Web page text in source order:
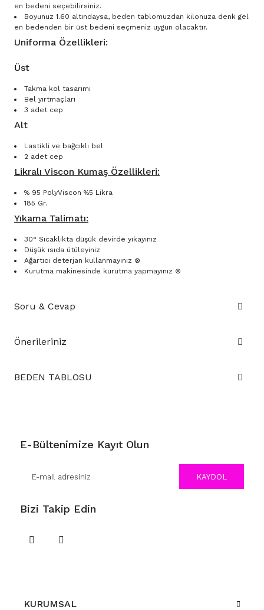
en bedeni seçebilirsiniz.
Boyunuz 1.60 altındaysa, beden tablomuzdan kilonuza denk gel
en bedenden bir üst bedeni seçmeniz uygun olacaktır.
Uniforma Özellikleri:
Üst
Takma kol tasarımı
Bel yırtmaçları
3 adet cep
Alt
Lastikli ve bağcıklı bel
2 adet cep
Likralı Viscon Kumaş Özellikleri:
% 95 PolyViscon %5 Likra
185 Gr.
Yıkama Talimatı:
30° Sıcaklıkta düşük devirde yıkayınız
Düşük ısıda ütüleyiniz
Ağartıcı deterjan kullanmayınız ⊗
Kurutma makinesinde kurutma yapmayınız ⊗
Soru & Cevap
Önerileriniz
BEDEN TABLOSU
E-Bültenimize Kayıt Olun
KAYDOL
Bizi Takip Edin
KURUMSAL